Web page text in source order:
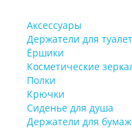
Аксессуары
Держатели для
Ёршики
Косметические
Полки
Крючки
Сиденье для душа
Держатели для